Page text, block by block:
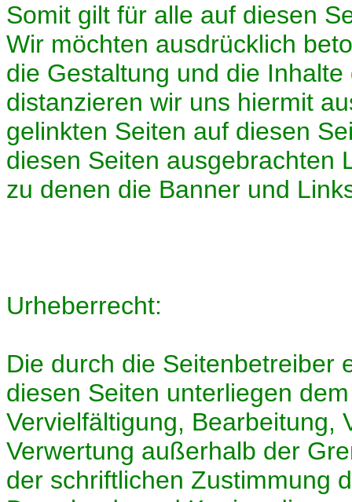
Somit gilt für alle auf diesen
Wir möchten ausdrücklich
die Gestaltung und die
distanzieren wir uns hiermit
gelinkten Seiten auf diesen
diesen Seiten ausgebrachten
zu denen die Banner und
Urheberrecht:
Die durch die Seitenbetreiber
diesen Seiten unterliegen
Vervielfältigung, Bearbeitung,
Verwertung außerhalb der
der schriftlichen Zustimmung